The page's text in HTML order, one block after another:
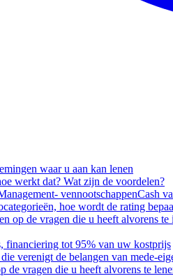
waar u aan kan lenen
werkt dat? Wat zijn de voordelen?
vennootschappenCash
hoe wordt de rating
op de vragen die u heeft alvorens
financiering tot 95% van uw kostprijs
verenigt de belangen van mede-
de vragen die u heeft alvorens te